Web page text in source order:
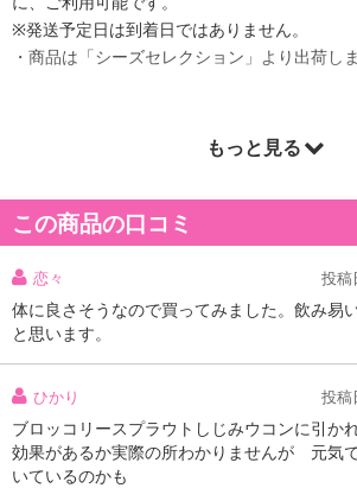
※発送予定日は到着日ではありません。
・商品は「シーズセレクション」より出荷しま
もっと見る
この商品の口コミ
恋々 投稿
体に良さそうなので買ってみました。飲み易
と思います。
ひかり 投稿
ブロッコリースプラウトしじみウコンに引か
効果があるか実際の所わかりませんが 元気
いているのかも